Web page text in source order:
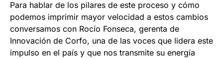
Para hablar de los pilares de este proceso y cómo
podemos imprimir mayor velocidad a estos cambios
conversamos con Rocío Fonseca, gerenta de
Innovación de Corfo, una de las voces que lidera este
impulso en el país y que nos transmite su energía